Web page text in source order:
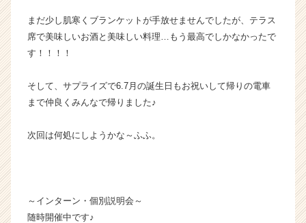
業
ら
ウ
ト
届
イ
まだ少し肌寒くブランケットが手放せませんでしたが、テラス
席で美味しいお酒と美味しい料理…もう最高でしかなかったで
す！！！！
そして、サプライズで6.7月の誕生日もお祝いして帰りの電車
まで仲良くみんなで帰りました♪
次回は何処にしようかな～ふふ。
～インターン・個別説明会～
随時開催中です♪